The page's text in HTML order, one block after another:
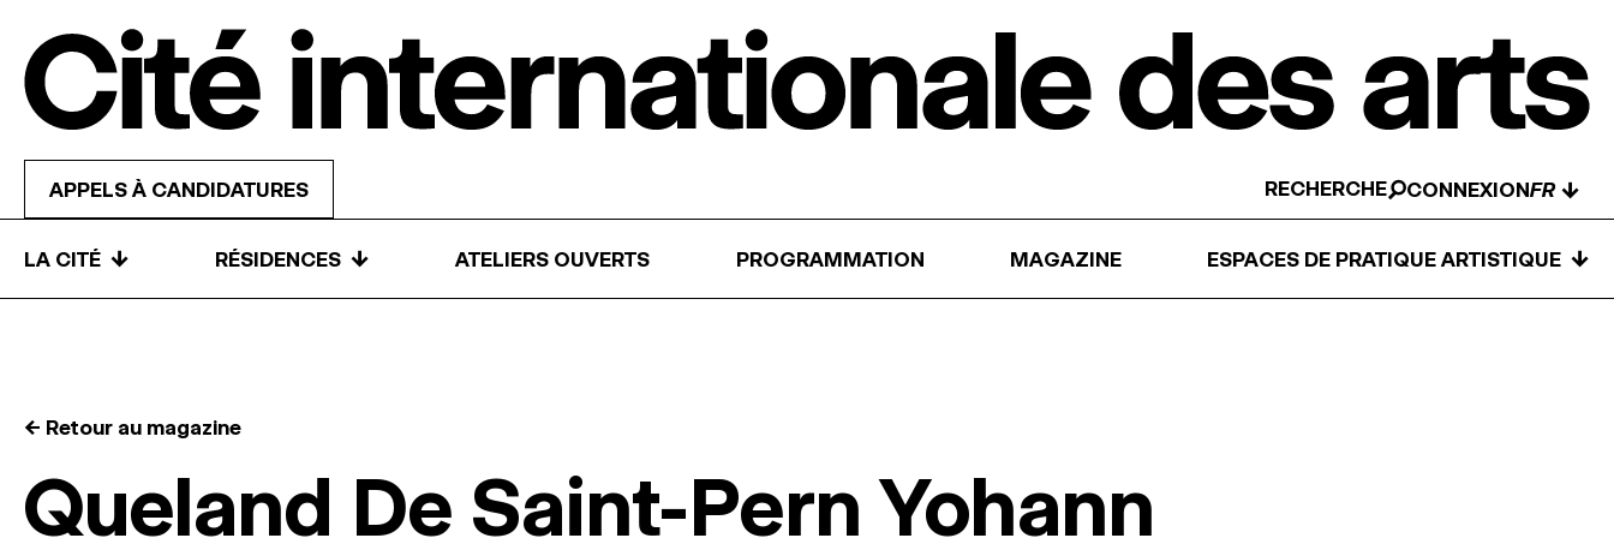
APPELS À CANDIDATURES RECHERCHE CONNEXION ↓
LA CITÉ ↓ RÉSIDENCES ↓ ATELIERS OUVERTS PROGRAMMATION MAGAZINE ESPACES DE PRATIQUE ARTISTIQUE ↓
← Retour au magazine
Queland De Saint-Pern Yohann